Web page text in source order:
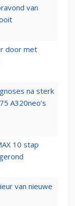
van
door met
na sterk
A320neo’s
10 stap
van nieuwe